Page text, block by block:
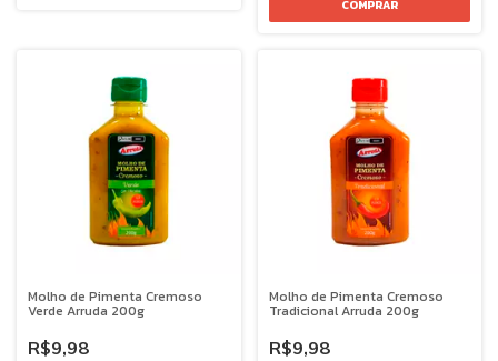
Molho de Pimenta Cremoso
Verde Arruda 200g
R$9,98
Molho de Pimenta Cremoso
Tradicional Arruda 200g
R$9,98